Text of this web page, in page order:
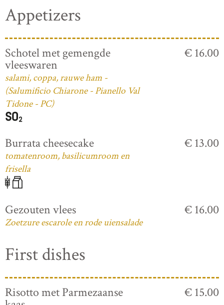
Appetizers
Schotel met gemengde
vleeswaren
salami, coppa, rauwe ham -
(Salumificio Chiarone - Pianello Val
Tidone - PC)
€ 16.00
Burrata cheesecake
tomatenroom, basilicumroom en
frisella
€ 13.00
Gezouten vlees
Zoetzure escarole en rode uiensalade
€ 16.00
First dishes
Risotto met Parmezaanse € 15.00